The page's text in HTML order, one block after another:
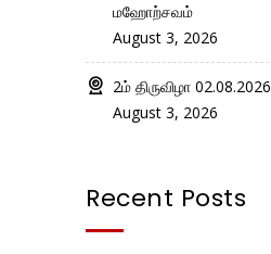
மஹோற்சவம்
August 3, 2026
2ம் திருவிழா 02.08.2026
August 3, 2026
Recent Posts